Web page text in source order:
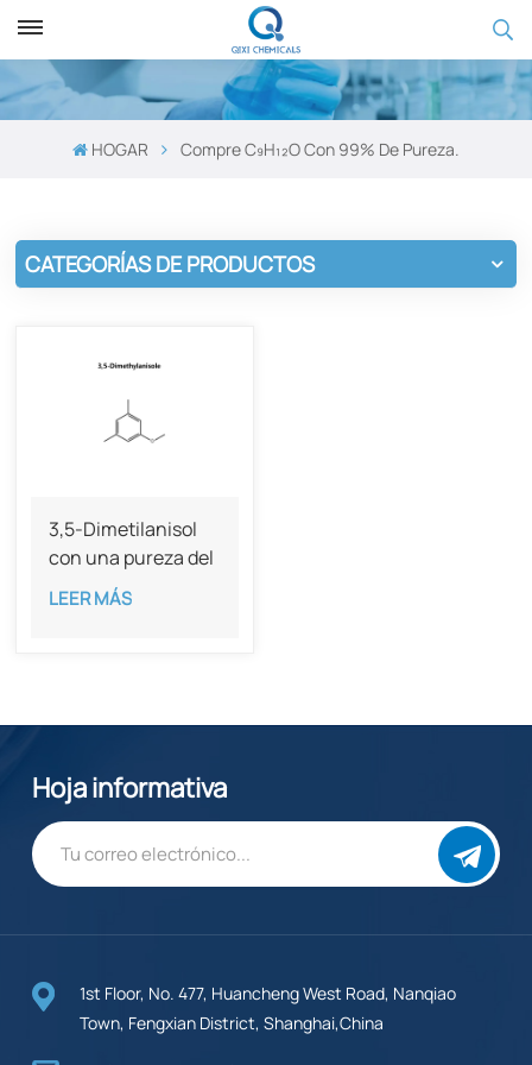
HOGAR Compre C₉H₁₂O Con 99% De Pureza.
CATEGORÍAS DE PRODUCTOS
3,5-Dimetilanisol
con una pureza del
99% (CAS 874-63-
5)
LEER MÁS
Hoja informativa
1st Floor, No. 477, Huancheng West Road, Nanqiao
Town, Fengxian District, Shanghai,China